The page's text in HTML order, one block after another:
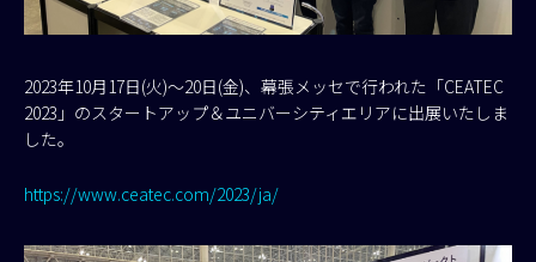
2023年10月17日(火)～20日(金)、幕張メッセで行われた「CEATEC
2023」のスタートアップ＆ユニバーシティエリアに出展いたしま
した。
https://www.ceatec.com/2023/ja/